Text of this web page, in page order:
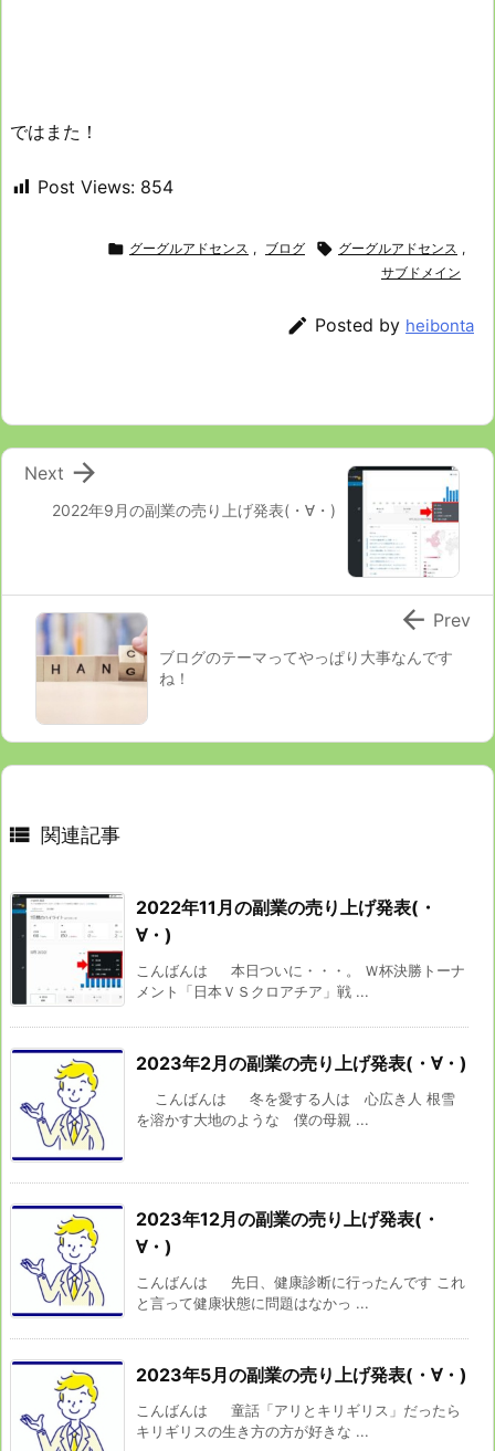
ではまた！
Post Views: 854
 グーグルアドセンス , ブログ  グーグルアドセンス ,
サブドメイン
 Posted by heibonta
2022年9月の副業の売り上げ発表(・∀・)

Next
ブログのテーマってやっぱり大事なんです
ね！
 Prev
 関連記事
2022年11月の副業の売り上げ発表(・
∀・)
こんばんは 本日ついに・・・。 Ｗ杯決勝トーナ
メント「日本ＶＳクロアチア」戦 ...
2023年2月の副業の売り上げ発表(・∀・)
こんばんは 冬を愛する人は 心広き人 根雪
を溶かす大地のような 僕の母親 ...
2023年12月の副業の売り上げ発表(・
∀・)
こんばんは 先日、健康診断に行ったんです これ
と言って健康状態に問題はなかっ ...
2023年5月の副業の売り上げ発表(・∀・)
こんばんは 童話「アリとキリギリス」だったら
キリギリスの生き方の方が好きな ...